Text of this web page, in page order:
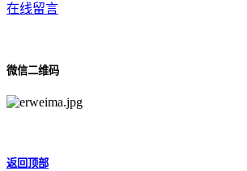
在线留言
微信二维码
返回顶部